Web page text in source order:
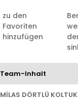
zu den
Favoriten
hinzufügen
Team-Inhalt
MİLAS DÖRTLÜ KOLTUK